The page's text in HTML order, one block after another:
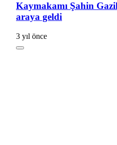
Kaymakamı Şahin
araya geldi
3 yıl önce